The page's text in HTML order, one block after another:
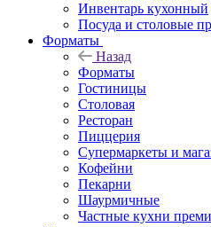
Инвентарь кухонный
Посуда и столовые
Форматы
Назад
Форматы
Гостиницы
Столовая
Ресторан
Пиццерия
Супермаркеты и
Кофейни
Пекарни
Шаурмичные
Частные кухни